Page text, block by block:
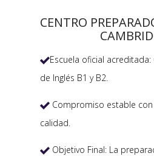
CENTRO
Escuela oficial
de Inglés B1 y B2.
 Compromiso estable
calidad.
 Objetivo Final: La